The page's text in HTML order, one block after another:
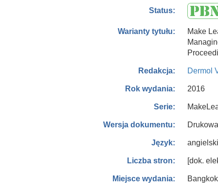
Status:
Warianty tytułu:
Make
Redakcja: Dermol
Rok wydania: 2016
Serie:
Wersja dokumentu:
Język: angielski
Liczba stron: [dok.
Miejsce wydania: